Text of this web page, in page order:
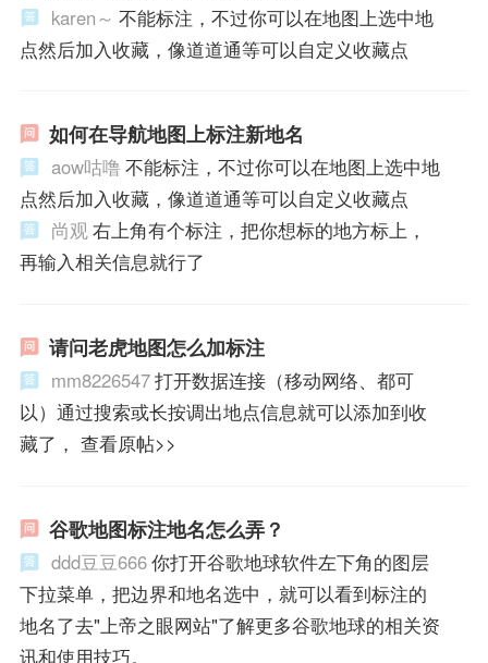
karen～ 不能标注，不过你可以在地图上选中地
点然后加入收藏，像道道通等可以自定义收藏点
如何在导航地图上标注新地名
aow咕噜不能标注，不过你可以在地图上选中地
点然后加入收藏，像道道通等可以自定义收藏点
尚观右上角有个标注，把你想标的地方标上，
再输入相关信息就行了
请问老虎地图怎么加标注
mm8226547打开数据连接（移动网络、都可
以）通过搜索或长按调出地点信息就可以添加到收
藏了， 查看原帖>>
谷歌地图标注地名怎么弄？
ddd豆豆666你打开谷歌地球软件左下角的图层
下拉菜单，把边界和地名选中，就可以看到标注的
地名了去"上帝之眼网站"了解更多谷歌地球的相关资
讯和使用技巧。